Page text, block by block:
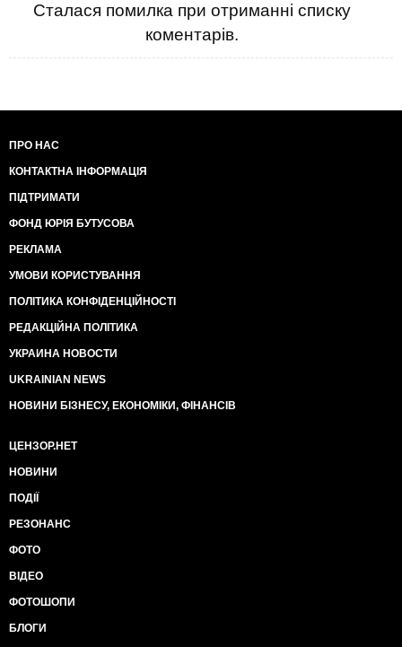
Сталася помилка при отриманні списку
коментарів.
ПРО НАС
КОНТАКТНА ІНФОРМАЦІЯ
ПІДТРИМАТИ
ФОНД ЮРІЯ БУТУСОВА
РЕКЛАМА
УМОВИ КОРИСТУВАННЯ
ПОЛІТИКА КОНФІДЕНЦІЙНОСТІ
РЕДАКЦІЙНА ПОЛІТИКА
УКРАИНА НОВОСТИ
UKRAINIAN NEWS
НОВИНИ БІЗНЕСУ, ЕКОНОМІКИ, ФІНАНСІВ
ЦЕНЗОР.НЕТ
НОВИНИ
ПОДІЇ
РЕЗОНАНС
ФОТО
ВІДЕО
ФОТОШОПИ
БЛОГИ